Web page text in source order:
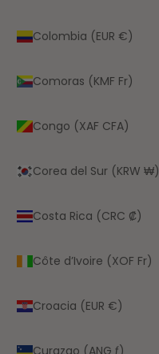
Colombia (EUR €)
Comoras (KMF Fr)
Congo (XAF CFA)
Corea del Sur (KRW ₩)
Costa Rica (CRC ₡)
Côte d’Ivoire (XOF Fr)
Croacia (EUR €)
Curazao (ANG ƒ)